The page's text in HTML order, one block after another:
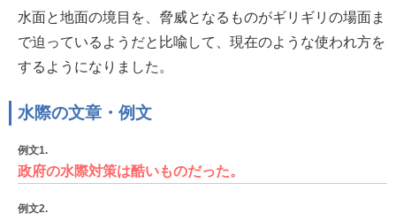
水面と地面の境目を、脅威となるものがギリギリの場面ま
で迫っているようだと比喩して、現在のような使われ方を
するようになりました。
水際の文章・例文
例文1.
政府の水際対策は酷いものだった。
例文2.